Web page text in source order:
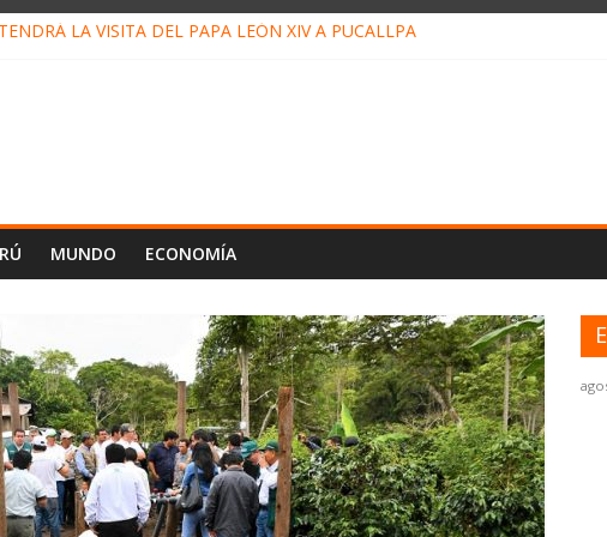
LA VISITA DEL PAPA LEÓN XIV A PUCALLPA
MUNDO ECONOMÍA